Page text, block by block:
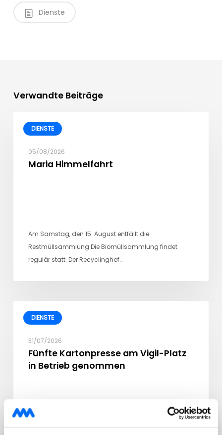
Dienste
Verwandte Beiträge
DIENSTE
05/08/2026
Maria Himmelfahrt
Am Samstag, den 15. August entfällt die
Restmüllsammlung Die Biomüllsammlung findet
regulär statt. Der Recyclinghof…
DIENSTE
31/07/2026
Fünfte Kartonpresse am Vigil-Platz
in Betrieb genommen